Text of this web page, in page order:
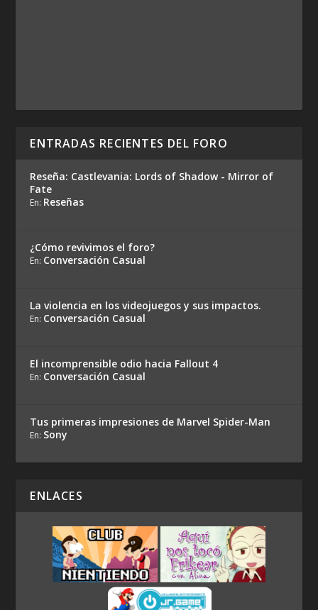
ENTRADAS RECIENTES DEL FORO
Reseña: Castlevania: Lords of Shadow - Mirror of
Fate
En: Reseñas
¿Cómo revivimos el foro?
En: Conversación Casual
La violencia en los videojuegos y sus impactos.
En: Conversación Casual
El incomprensible odio hacia Fallout 4
En: Conversación Casual
Tus primeras impresiones de Marvel Spider-Man
En: Sony
ENLACES